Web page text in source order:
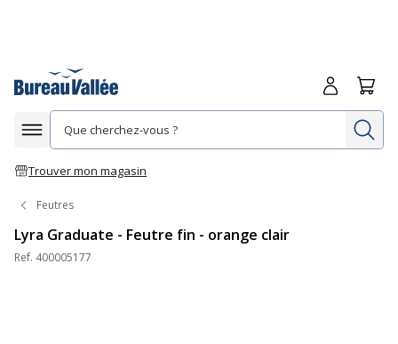
Afficher la navigation
Trouver mon magasin
Me
Feutres
Lyra Graduate - Feutre fin - orange clair
Ref. 400005177